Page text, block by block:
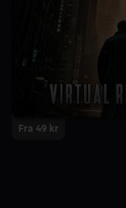
Fra 49 kr